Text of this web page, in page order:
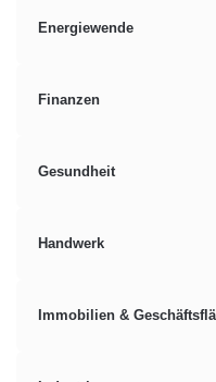
Energiewende
Finanzen
Gesundheit
Handwerk
Immobilien &